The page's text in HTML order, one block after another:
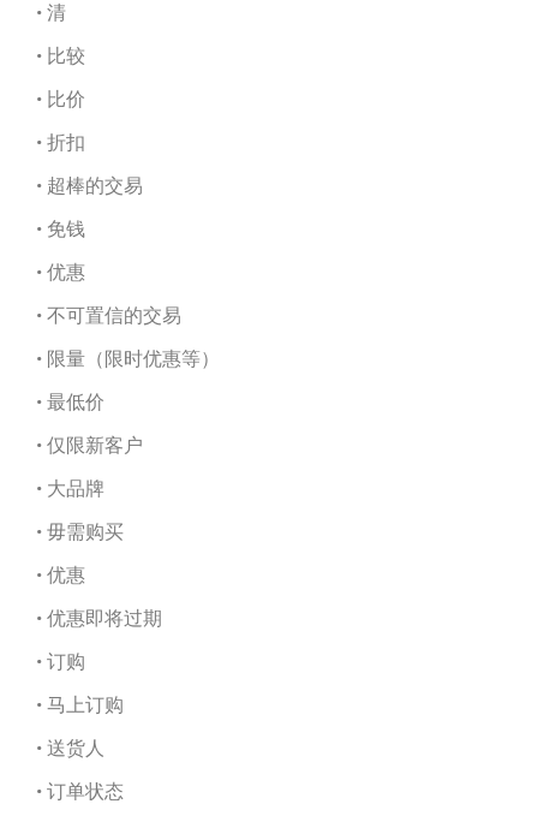
• 清
• 比较
• 比价
• 折扣
• 超棒的交易
• 免钱
• 优惠
• 不可置信的交易
• 限量（限时优惠等）
• 最低价
• 仅限新客户
• 大品牌
• 毋需购买
• 优惠
• 优惠即将过期
• 订购
• 马上订购
• 送货人
• 订单状态